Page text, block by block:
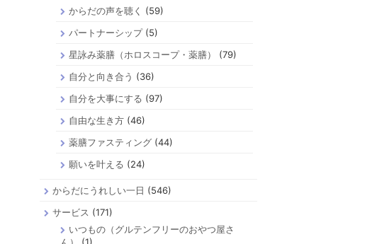
からだの声を聴く
(59)
パートナーシップ(5)
星詠み薬膳（ホロスコープ・薬膳）
(79)
自分と向き合う (36)
自分を大事にする (97)
自由な生き方(46)
薬膳ファスティング(44)
願いを叶える (24)
からだにうれしい一日 (546)
サービス (171)
いつもの（グルテンフリーのおやつ屋さ